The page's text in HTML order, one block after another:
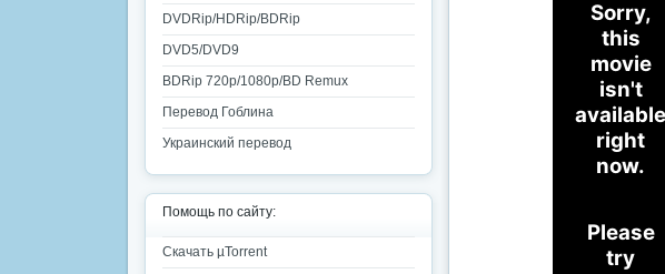
DVDRip/HDRip/BDRip
DVD5/DVD9
BDRip 720p/1080p/BD Remux
Перевод Гоблина
Украинский перевод
Помощь по сайту:
Скачать µTorrent